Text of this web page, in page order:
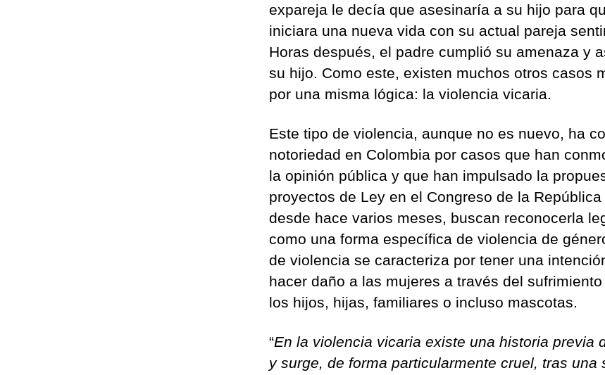
expareja le decía que asesinaría a su hijo para
iniciara una nueva vida con su actual pareja
Horas después, el padre cumplió su amenaza y
su hijo. Como este, existen muchos otros casos
por una misma lógica: la violencia vicaria.
Este tipo de violencia, aunque no es nuevo, ha
notoriedad en Colombia por casos que han
la opinión pública y que han impulsado la
proyectos de Ley en el Congreso de la República
desde hace varios meses, buscan reconocerla
como una forma específica de violencia de
de violencia se caracteriza por tener una
hacer daño a las mujeres a través del
los hijos, hijas, familiares o incluso mascotas.
“En la violencia vicaria existe una historia previa
y surge, de forma particularmente cruel, tras una